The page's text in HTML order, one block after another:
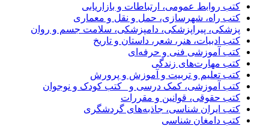
کتب روابط عمومی، ارتباطات و بازاریابی
کتب راه، شهرسازی، حمل و نقل و معماری
پزشکی، پیراپزشکی، دامپزشکی، سلامت جسم و روان
کتب ادبیات، هنر، شعر، داستان و تاریخ
کتب آموزشی فنی و حرفه‌ای
کتب مهارت‌های زندگی
کتب تعلیم و تربیت و آموزش و پرورش
کتب آموزشی، کمک درسی و _کتب کودک و نوجوان
کتب حقوقی، قوانین و مقررات
کتب ایران شناسی، جاذبه‌های گردشگری
کتب دامغان شناسی